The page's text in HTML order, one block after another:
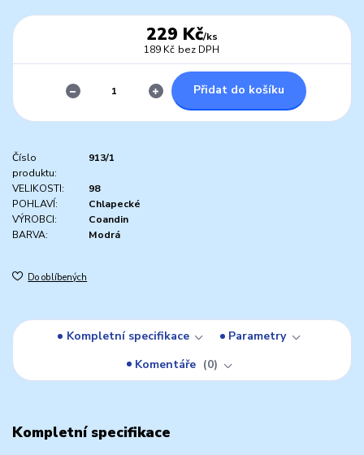
229 Kč/ks
189 Kč bez DPH
Přidat do košíku
Číslo
produktu:
913/1
VELIKOSTI:
98
POHLAVÍ:
Chlapecké
VÝROBCI:
Coandin
BARVA:
Modrá
Do oblíbených
Kompletní specifikace
Parametry
Komentáře
0
Kompletní specifikace